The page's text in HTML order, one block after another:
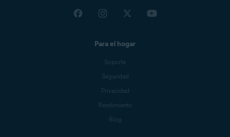
Para el hogar
Soporte
Seguridad
Privacidad
Rendimiento
Blog